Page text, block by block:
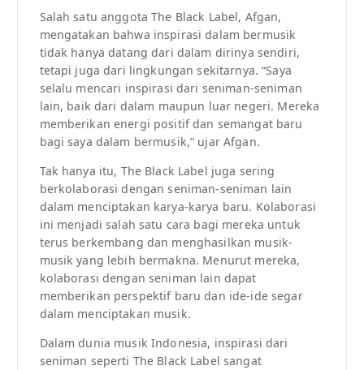
Salah satu anggota The Black Label, Afgan,
mengatakan bahwa inspirasi dalam bermusik
tidak hanya datang dari dalam dirinya sendiri,
tetapi juga dari lingkungan sekitarnya. “Saya
selalu mencari inspirasi dari seniman-seniman
lain, baik dari dalam maupun luar negeri. Mereka
memberikan energi positif dan semangat baru
bagi saya dalam bermusik,” ujar Afgan.
Tak hanya itu, The Black Label juga sering
berkolaborasi dengan seniman-seniman lain
dalam menciptakan karya-karya baru. Kolaborasi
ini menjadi salah satu cara bagi mereka untuk
terus berkembang dan menghasilkan musik-
musik yang lebih bermakna. Menurut mereka,
kolaborasi dengan seniman lain dapat
memberikan perspektif baru dan ide-ide segar
dalam menciptakan musik.
Dalam dunia musik Indonesia, inspirasi dari
seniman seperti The Black Label sangat